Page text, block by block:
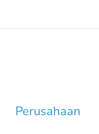
Perusahaan